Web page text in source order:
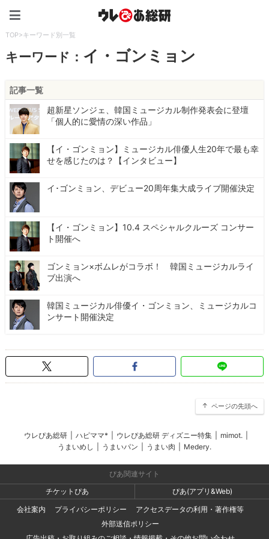
TOP>キーワード別一覧
キーワード： イ・ゴンミョン
記事一覧
超新星ソンジェ、韓国ミュージカル制作発表会に登壇
「個人的に愛情の深い作品」
【イ・ゴンミョン】ミュージカル俳優人生20年で最も幸
せを感じたのは？【インタビュー】
イ･ゴンミョン、デビュー20周年集大成ライブ開催決定
【イ・ゴンミョン】10.4 スペシャルクルーズ コンサー
ト開催へ
ゴンミョン×ボムレがコラボ！ 韓国ミュージカルライ
ブ出演へ
韓国ミュージカル俳優イ・ゴンミョン、ミュージカルコ
ンサート開催決定
ページの先頭へ
ウレぴあ総研 ハピママ* ウレぴあ総研 ディズニー特集 mimot.
うまいめし
うまいパン うまい肉 Medery.
ぴあ関連サイト
チケットぴあ
ぴあ(アプリ&Web)
会社案内
プライバシーポリシー
アクセスデータの利用・著作権等
外部送信ポリシー